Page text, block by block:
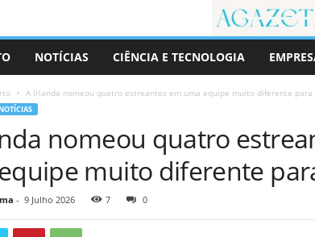
NOTÍCIAS CIÊNCIA E TECNOLOGIA
A Irlanda nomeou quatro estreantes em uma equipe muito diferente para
nomeou quatro
muito diferente
- 9 Julho 2026 7 0